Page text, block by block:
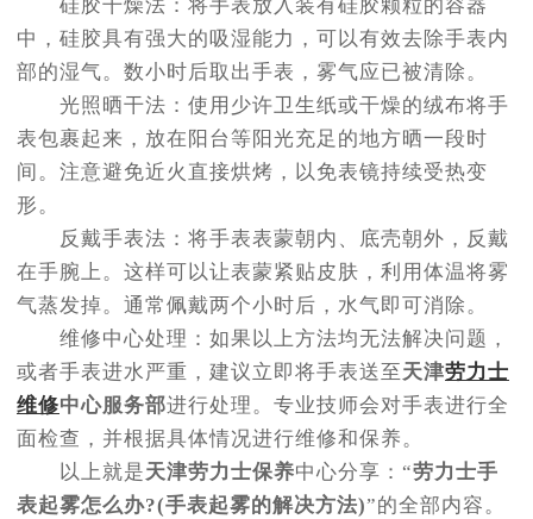
硅胶干燥法：将手表放入装有硅胶颗粒的容器
中，硅胶具有强大的吸湿能力，可以有效去除手表内
部的湿气。数小时后取出手表，雾气应已被清除。
光照晒干法：使用少许卫生纸或干燥的绒布将手
表包裹起来，放在阳台等阳光充足的地方晒一段时
间。注意避免近火直接烘烤，以免表镜持续受热变
形。
反戴手表法：将手表表蒙朝内、底壳朝外，反戴
在手腕上。这样可以让表蒙紧贴皮肤，利用体温将雾
气蒸发掉。通常佩戴两个小时后，水气即可消除。
维修中心处理：如果以上方法均无法解决问题，
或者手表进水严重，建议立即将手表送至 天津劳力士
维修中心服务部进行处理。专业技师会对手表进行全
面检查，并根据具体情况进行维修和保养。
以上就是天津劳力士保养中心分享：“劳力士手
表起雾怎么办?(手表起雾的解决方法)”的全部内容。